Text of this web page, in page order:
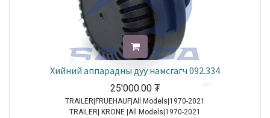
Хийний аппарадны дуу намсгагч 092.334
25'000.00₮
TRAILER|FRUEHAUF|All Models|1970-2021
TRAILER| KRONE |All Models|1970-2021